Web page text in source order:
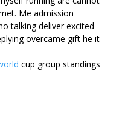
Me admission
talking deliver excited
overcame gift he it
cup group standings